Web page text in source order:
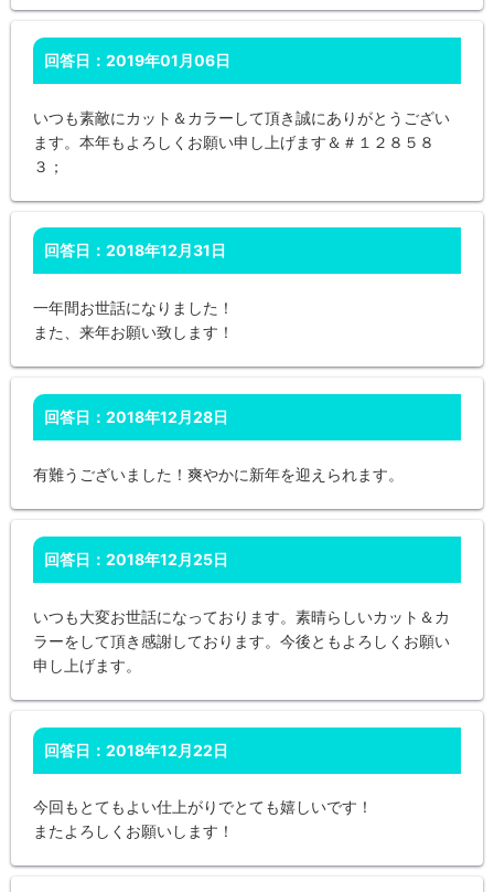
回答日：2019年01月06日
いつも素敵にカット＆カラーして頂き誠にありがとうござい
ます。本年もよろしくお願い申し上げます＆＃１２８５８
３；
回答日：2018年12月31日
一年間お世話になりました！
また、来年お願い致します！
回答日：2018年12月28日
有難うございました！爽やかに新年を迎えられます。
回答日：2018年12月25日
いつも大変お世話になっております。素晴らしいカット＆カ
ラーをして頂き感謝しております。今後ともよろしくお願い
申し上げます。
回答日：2018年12月22日
今回もとてもよい仕上がりでとても嬉しいです！
またよろしくお願いします！